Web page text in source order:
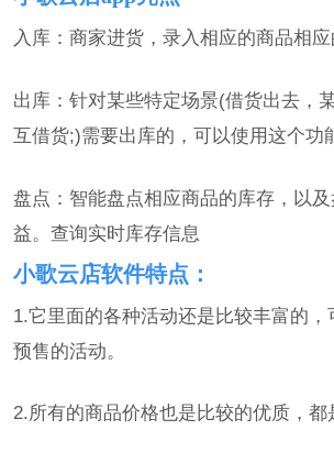
入库：商家进货，录入相应的商品相应
出库：针对某些特定场景(借货出去，
互借货;)需要出库的，可以使用这个功
盘点：智能盘点相应商品的库存，以
益。查询实时库存信息
小歌云店软件特点：
1.它里面的各种活动还是比较丰富的
预售的活动。
2.所有的商品价格也是比较的优质，都